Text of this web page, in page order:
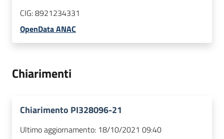
CIG:8921234331
OpenData ANAC
Chiarimenti
Chiarimento PI328096-21
Ultimo aggiornamento: 18/10/2021 09:40